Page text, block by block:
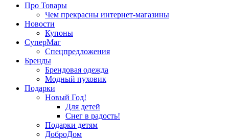
Про Товары
Чем прекрасны интернет-магазины
Новости
Купоны
СуперМаг
Спецпредложения
Бренды
Брендовая одежда
Модный пуховик
Подарки
Новый Год!
Для детей
Снег в радость!
Подарки детям
ДоброДом